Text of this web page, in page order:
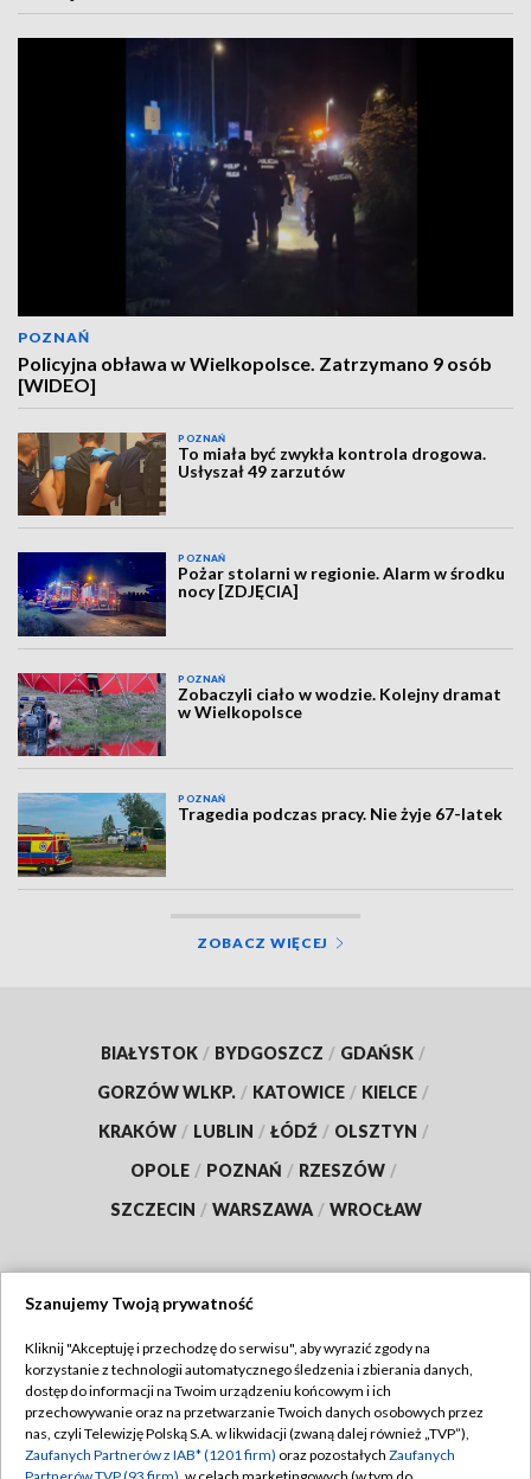
POZNAŃ
Policyjna obława w Wielkopolsce. Zatrzymano 9 osób
[WIDEO]
POZNAŃ
To miała być zwykła kontrola drogowa.
Usłyszał 49 zarzutów
POZNAŃ
Pożar stolarni w regionie. Alarm w środku
nocy [ZDJĘCIA]
POZNAŃ
Zobaczyli ciało w wodzie. Kolejny dramat
w Wielkopolsce
POZNAŃ
Tragedia podczas pracy. Nie żyje 67-latek
ZOBACZ WIĘCEJ
BIAŁYSTOK / BYDGOSZCZ / GDAŃSK /
GORZÓW WLKP. / KATOWICE / KIELCE /
KRAKÓW / LUBLIN / ŁÓDŹ / OLSZTYN /
OPOLE / POZNAŃ / RZESZÓW /
SZCZECIN / WARSZAWA / WROCŁAW
TVP
Abonament TVP
Emisja w TVP
Regulamin TVP
Polityka prywatności
Szanujemy Twoją prywatność
Kliknij "Akceptuję i przechodzę do serwisu", aby wyrazić zgody na
korzystanie z technologii automatycznego śledzenia i zbierania danych,
dostęp do informacji na Twoim urządzeniu końcowym i ich
przechowywanie oraz na przetwarzanie Twoich danych osobowych przez
nas, czyli Telewizję Polską S.A. w likwidacji (zwaną dalej również „TVP”),
Zaufanych Partnerów z IAB* (1201 firm) oraz pozostałych Zaufanych